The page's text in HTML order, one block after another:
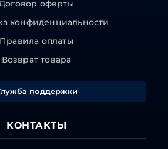
оферты
конфиденциальности
Правила оплаты
Возврат товара
поддержки
КОНТАКТЫ